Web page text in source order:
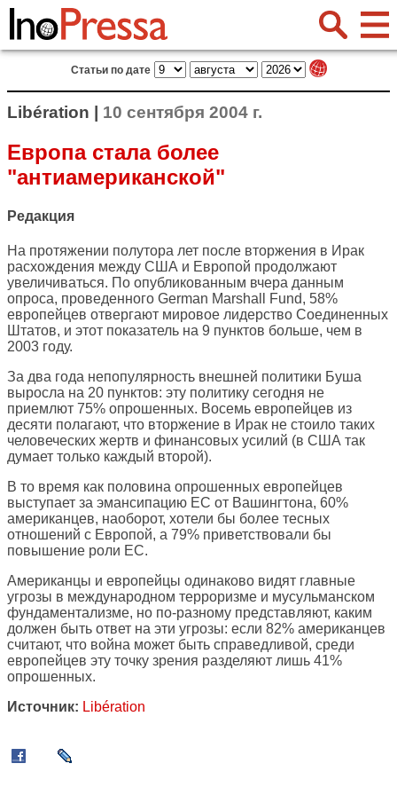
Статьи по дате
Libération | 10 сентября 2004 г.
Европа стала более
"антиамериканской"
Редакция
На протяжении полутора лет после вторжения в Ирак
расхождения между США и Европой продолжают
увеличиваться. По опубликованным вчера данным
опроса, проведенного German Marshall Fund, 58%
европейцев отвергают мировое лидерство Соединенных
Штатов, и этот показатель на 9 пунктов больше, чем в
2003 году.
За два года непопулярность внешней политики Буша
выросла на 20 пунктов: эту политику сегодня не
приемлют 75% опрошенных. Восемь европейцев из
десяти полагают, что вторжение в Ирак не стоило таких
человеческих жертв и финансовых усилий (в США так
думает только каждый второй).
В то время как половина опрошенных европейцев
выступает за эмансипацию ЕС от Вашингтона, 60%
американцев, наоборот, хотели бы более тесных
отношений с Европой, а 79% приветствовали бы
повышение роли ЕС.
Американцы и европейцы одинаково видят главные
угрозы в международном терроризме и мусульманском
фундаментализме, но по-разному представляют, каким
должен быть ответ на эти угрозы: если 82% американцев
считают, что война может быть справедливой, среди
европейцев эту точку зрения разделяют лишь 41%
опрошенных.
Источник: Libération